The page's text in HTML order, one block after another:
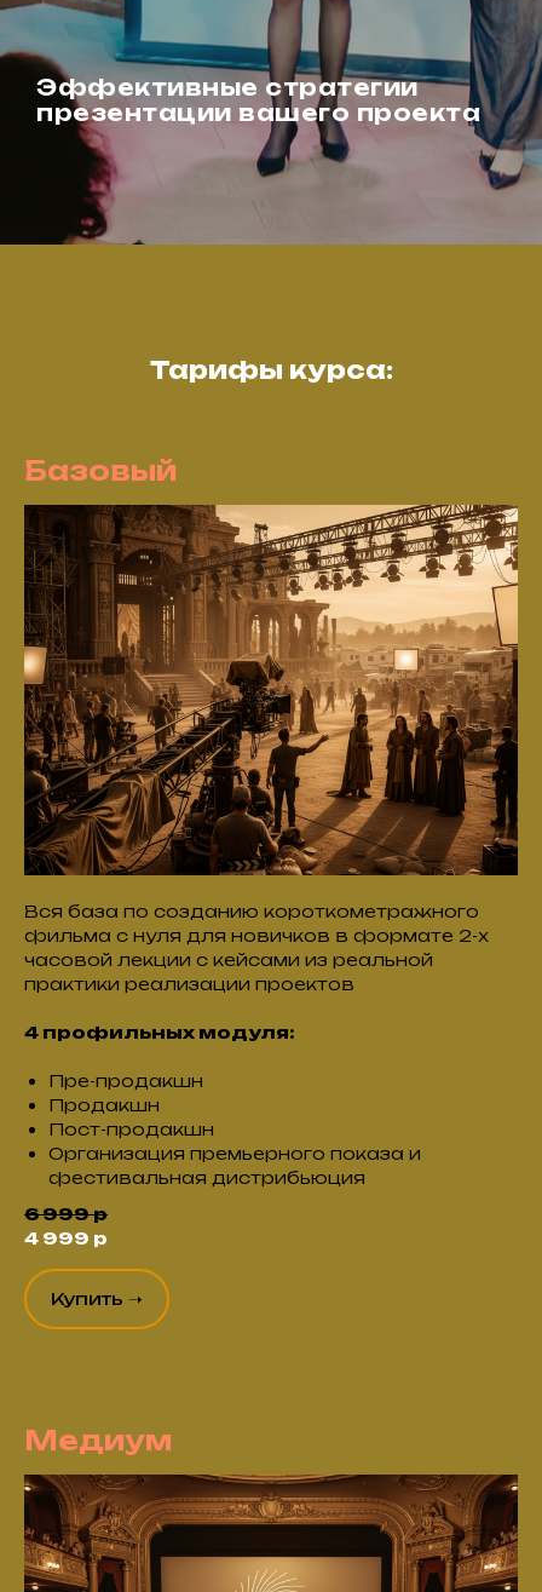
Эффективные стратегии
презентации вашего проекта
Тарифы курса:
Базовый
Вся база по созданию короткометражного
фильма с нуля для новичков в формате 2-х
часовой лекции с кейсами из реальной
практики реализации проектов
4 профильных модуля:
Пре-продакшн
Продакшн
Пост-продакшн
Организация премьерного показа и
фестивальная дистрибьюция
6 999 р
4 999 р
Купить ➝
Медиум